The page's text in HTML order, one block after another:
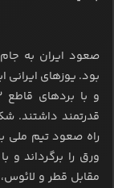
بود. یوزهای
راه صعود تیم ملی
مقابل قطر و